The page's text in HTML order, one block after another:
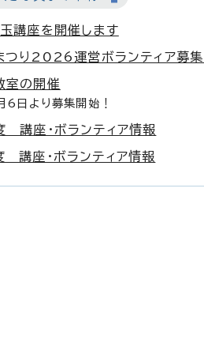
講座を開催します
つり2026運営ボランティア募
室の開催
日より募集開始！
講座・ボランティア情報
講座・ボランティア情報